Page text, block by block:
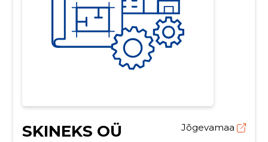
SKINEKS OÜ Jõgevamaa